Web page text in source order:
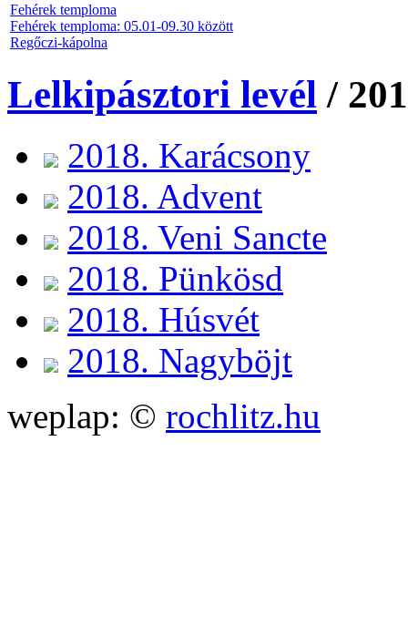
Fehérek temploma
Fehérek temploma: 05.01-09.30 között
Regőczi-kápolna
Lelkipásztori levél /
2018. Karácsony
2018. Advent
2018. Veni Sancte
2018. Pünkösd
2018. Húsvét
2018. Nagyböjt
weplap: © rochlitz.hu